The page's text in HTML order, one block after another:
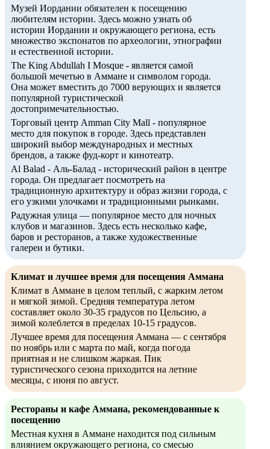
Музей Иордании обязателен к посещению
любителям истории. Здесь можно узнать об
истории Иордании и окружающего региона, есть
множество экспонатов по археологии, этнографии
и естественной истории.
The King Abdullah I Mosque - является самой
большой мечетью в Аммане и символом города.
Она может вместить до 7000 верующих и является
популярной туристической
достопримечательностью.
Торговый центр Amman City Mall - популярное
место для покупок в городе. Здесь представлен
широкий выбор международных и местных
брендов, а также фуд-корт и кинотеатр.
Al Balad - Аль-Балад - исторический район в центре
города. Он предлагает посмотреть на
традиционную архитектуру и образ жизни города, с
его узкими улочками и традиционными рынками.
Радужная улица — популярное место для ночных
клубов и магазинов. Здесь есть несколько кафе,
баров и ресторанов, а также художественные
галереи и бутики.
Климат и лучшее время для посещения Аммана
Климат в Аммане в целом теплый, с жарким летом
и мягкой зимой. Средняя температура летом
составляет около 30-35 градусов по Цельсию, а
зимой колеблется в пределах 10-15 градусов.
Лучшее время для посещения Аммана — с сентября
по ноябрь или с марта по май, когда погода
приятная и не слишком жаркая. Пик
туристического сезона приходится на летние
месяцы, с июня по август.
Рестораны и кафе Аммана, рекомендованные к
посещению
Местная кухня в Аммане находится под сильным
влиянием окружающего региона, со смесью